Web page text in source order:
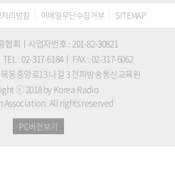
리방침 이메일무단수집거부 SITEMAP
협회ㅣ사업자번호 : 201-82-30821
: 02-317-6184ㅣ FAX : 02-317-6062
동중앙로13 나길 3 전파방송통신교육원
ⓒ 2018 by Korea Radio
Association. All rights reserved
PC버전보기